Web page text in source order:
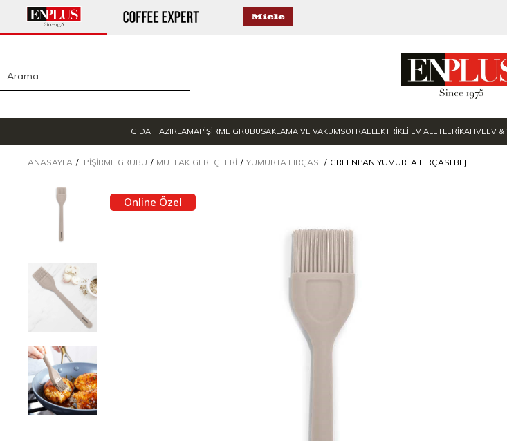
GIDA HAZIRLAMAPİŞİRME GRUBUSAKLAMA VE VAKUMSOFRAELEKTRİKLİ EV ALETLERİKAHVEEV &
ANASAYFA PIŞIRME GRUBU MUTFAK GEREÇLERI YUMURTA FIRÇASI GREENPAN YUMURTA FIRÇASI BEJ
Online Özel